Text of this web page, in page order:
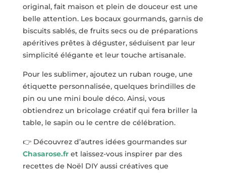
original, fait maison et plein de douceur est une
belle attention. Les bocaux gourmands, garnis de
biscuits sablés, de fruits secs ou de préparations
apéritives prêtes à déguster, séduisent par leur
simplicité élégante et leur touche artisanale.
Pour les sublimer, ajoutez un ruban rouge, une
étiquette personnalisée, quelques brindilles de
pin ou une mini boule déco. Ainsi, vous
obtiendrez un bricolage créatif qui fera briller la
table, le sapin ou le centre de célébration.
👉Découvrez d’autres idées gourmandes sur
Chasarose.fret laissez-vous inspirer par des
recettes de Noël DIY aussi créatives que